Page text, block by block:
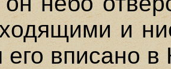
и
его вписано в